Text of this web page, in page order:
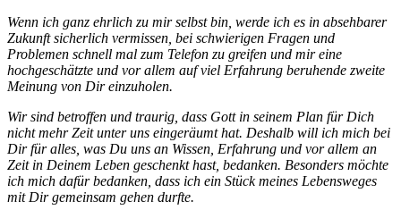
Wenn ich ganz ehrlich zu mir selbst bin, werde ich es in absehbarer
Zukunft sicherlich vermissen, bei schwierigen Fragen und
Problemen schnell mal zum Telefon zu greifen und mir eine
hochgeschätzte und vor allem auf viel Erfahrung beruhende zweite
Meinung von Dir einzuholen.
Wir sind betroffen und traurig, dass Gott in seinem Plan für Dich
nicht mehr Zeit unter uns eingeräumt hat. Deshalb will ich mich bei
Dir für alles, was Du uns an Wissen, Erfahrung und vor allem an
Zeit in Deinem Leben geschenkt hast, bedanken. Besonders möchte
ich mich dafür bedanken, dass ich ein Stück meines Lebensweges
mit Dir gemeinsam gehen durfte.